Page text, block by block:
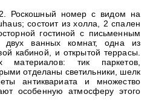
Роскошный номер с видом на
состоит из холла, 2 спален
гостиной с письменным
двух ванных комнат, одна из
кабиной, и открытой террасы.
материалов: тик паркетов,
отделаны светильники, шелк
антиквариата и множество
особенную атмосферу этого